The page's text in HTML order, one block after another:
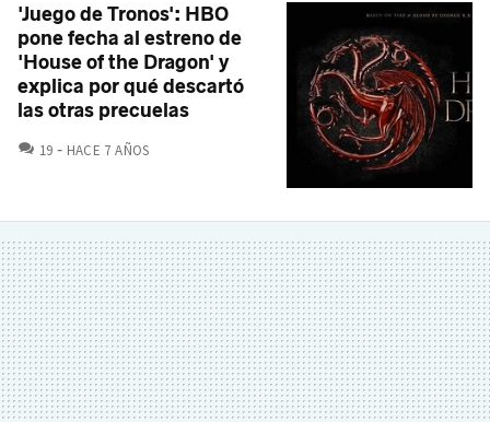
'Juego de Tronos': HBO
pone fecha al estreno de
'House of the Dragon' y
explica por qué descartó
las otras precuelas
19 COMENTARIOS
HACE 7 AÑOS